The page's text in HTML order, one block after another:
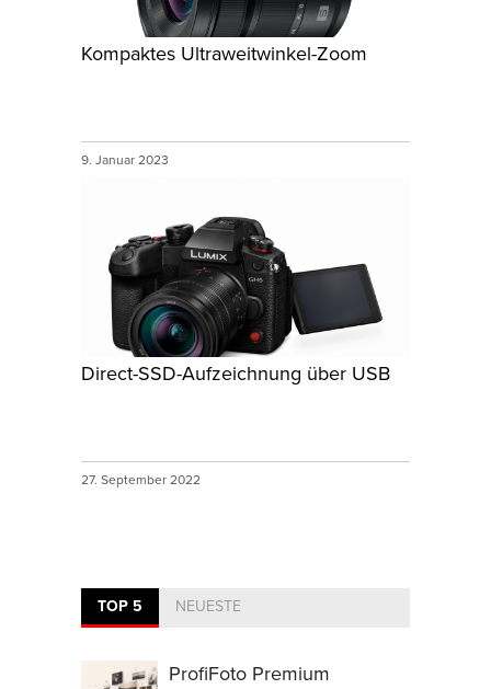
Kompaktes Ultraweitwinkel-Zoom
9. Januar 2023
Direct-SSD-Aufzeichnung über USB
27. September 2022
TOP 5 NEUESTE
ProfiFoto Premium